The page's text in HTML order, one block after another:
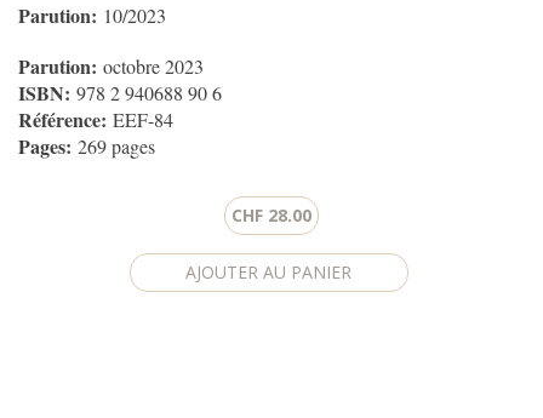
Parution: 10/2023
Parution: octobre 2023
ISBN: 978 2 940688 90 6
Référence: EEF-84
Pages: 269 pages
CHF 28.00